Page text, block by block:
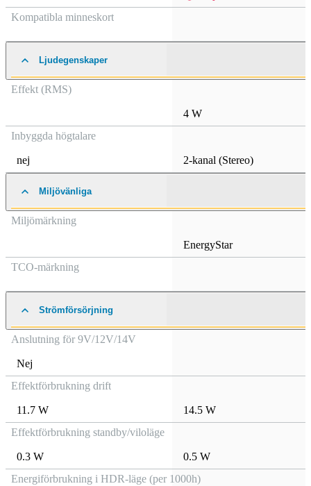
Kompatibla minneskort
Ljudegenskaper
Effekt (RMS)
4 W
Inbyggda högtalare
nej 2-kanal (Stereo)
Miljövänliga
Miljömärkning
EnergyStar
TCO-märkning
Strömförsörjning
Anslutning för 9V/12V/14V
Nej
Effektförbrukning drift
11.7 W
14.5 W
Effektförbrukning standby/viloläge
0.3 W
0.5 W
Energiförbrukning i HDR-läge (per 1000h)